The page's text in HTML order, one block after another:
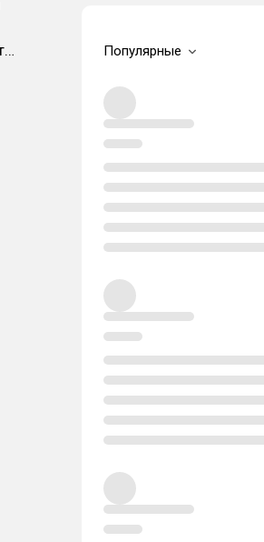
Ночной музпостинг Популярные